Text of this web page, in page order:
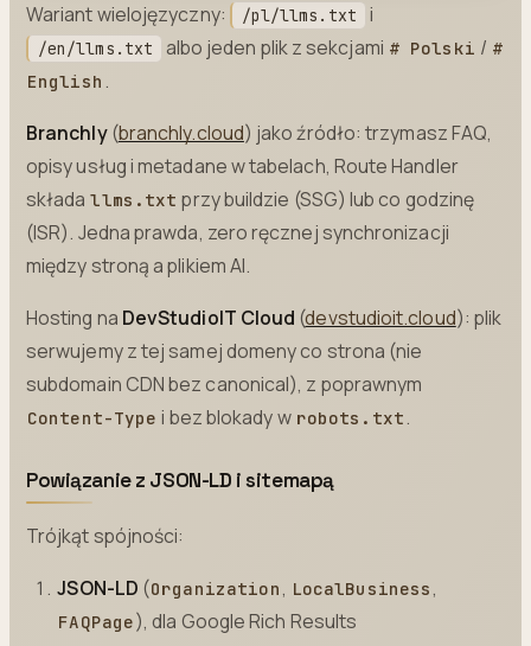
Wariant wielojęzyczny: /pl/llms.txt i
/en/llms.txt albo jeden plik z sekcjami # Polski / #
English .
Branchly(branchly.cloud) jako źródło: trzymasz FAQ,
opisy usług i metadane w tabelach, Route Handler
składa llms.txt przy buildzie (SSG) lub co godzinę
(ISR). Jedna prawda, zero ręcznej synchronizacji
między stroną a plikiem AI.
Hosting na DevStudioIT Cloud (devstudioit.cloud): plik
serwujemy z tej samej domeny co strona (nie
subdomain CDN bez canonical), z poprawnym
Content-Type i bez blokady w robots.txt.
Powiązanie z JSON-LD i sitemapą
Trójkąt spójności:
JSON-LD (Organization, LocalBusiness,
FAQPage), dla Google Rich Results